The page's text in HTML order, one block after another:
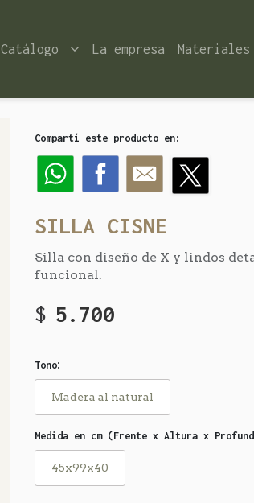
Catálogo La empresa Materiales
Compartí este producto en:
SILLA CISNE
Silla con diseño de X y lindos
funcional.
$5.700
Tono:
Madera al natural
Medida en cm (Frente x Altura x
45x99x40